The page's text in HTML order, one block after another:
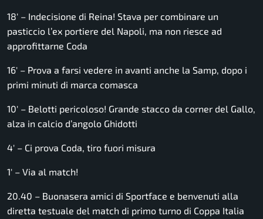
18′ – Indecisione di Reina! Stava per combinare un
pasticcio l’ex portiere del Napoli, ma non riesce ad
approfittarne Coda
16′ – Prova a farsi vedere in avanti anche la Samp, dopo i
primi minuti di marca comasca
10′ – Belotti pericoloso! Grande stacco da corner del Gallo,
alza in calcio d’angolo Ghidotti
4′ – Ci prova Coda, tiro fuori misura
1′ – Via al match!
20.40 – Buonasera amici di Sportface e benvenuti alla
diretta testuale del match di primo turno di Coppa Italia